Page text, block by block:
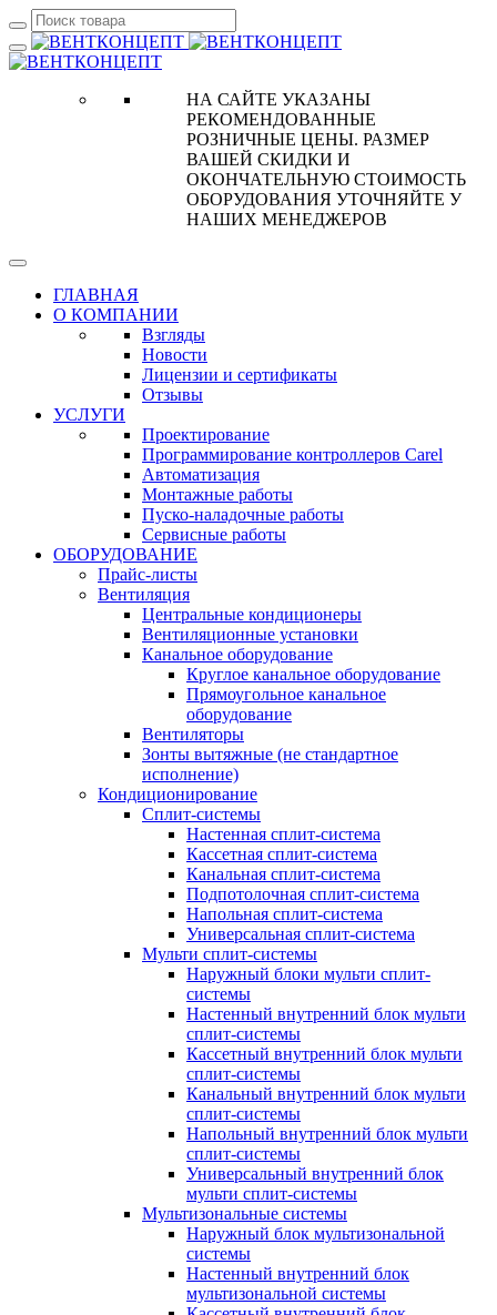
НА САЙТЕ УКАЗАНЫ
РЕКОМЕНДОВАННЫЕ
РОЗНИЧНЫЕ ЦЕНЫ. РАЗМЕР
ВАШЕЙ СКИДКИ И
ОКОНЧАТЕЛЬНУЮ СТОИМОСТЬ
ОБОРУДОВАНИЯ УТОЧНЯЙТЕ У
НАШИХ МЕНЕДЖЕРОВ
ГЛАВНАЯ
О КОМПАНИИ
Взгляды
Новости
Лицензии и сертификаты
Отзывы
УСЛУГИ
Проектирование
Программирование контроллеров Carel
Автоматизация
Монтажные работы
Пуско-наладочные работы
Сервисные работы
ОБОРУДОВАНИЕ
Прайс-листы
Вентиляция
Центральные кондиционеры
Вентиляционные установки
Канальное оборудование
Круглое канальное оборудование
Прямоугольное канальное
оборудование
Вентиляторы
Зонты вытяжные (не стандартное
исполнение)
Кондиционирование
Сплит-системы
Настенная сплит-система
Кассетная сплит-система
Канальная сплит-система
Подпотолочная сплит-система
Напольная сплит-система
Универсальная сплит-система
Мульти сплит-системы
Наружный блоки мульти сплит-
системы
Настенный внутренний блок мульти
сплит-системы
Кассетный внутренний блок мульти
сплит-системы
Канальный внутренний блок мульти
сплит-системы
Напольный внутренний блок мульти
сплит-системы
Универсальный внутренний блок
мульти сплит-системы
Мультизональные системы
Наружный блок мультизональной
системы
Настенный внутренний блок
мультизональной системы